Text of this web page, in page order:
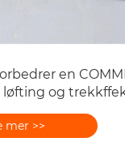
hydrauliske
mer >>